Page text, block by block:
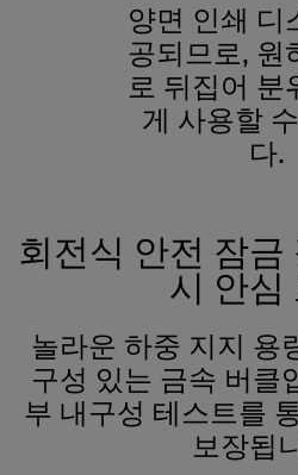
양면 인쇄 디
공되므로, 원
로 뒤집어 분
게 사용할
다.
회전식 안전 잠
시 안심
놀라운 하중 지지 용
구성 있는 금속 버클
부 내구성 테스트를
보장됩